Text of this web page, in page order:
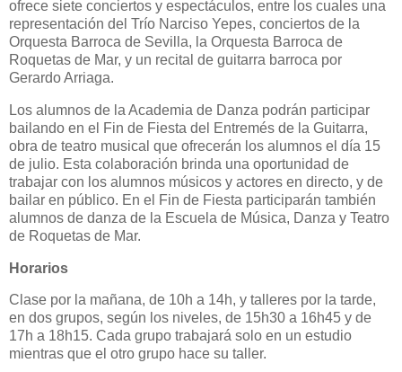
ofrece siete conciertos y espectáculos, entre los cuales una
representación del Trío Narciso Yepes, conciertos de la
Orquesta Barroca de Sevilla, la Orquesta Barroca de
Roquetas de Mar, y un recital de guitarra barroca por
Gerardo Arriaga.
Los alumnos de la Academia de Danza podrán participar
bailando en el Fin de Fiesta del Entremés de la Guitarra,
obra de teatro musical que ofrecerán los alumnos el día 15
de julio. Esta colaboración brinda una oportunidad de
trabajar con los alumnos músicos y actores en directo, y de
bailar en público. En el Fin de Fiesta participarán también
alumnos de danza de la Escuela de Música, Danza y Teatro
de Roquetas de Mar.
Horarios
Clase por la mañana, de 10h a 14h, y talleres por la tarde,
en dos grupos, según los niveles, de 15h30 a 16h45 y de
17h a 18h15. Cada grupo trabajará solo en un estudio
mientras que el otro grupo hace su taller.